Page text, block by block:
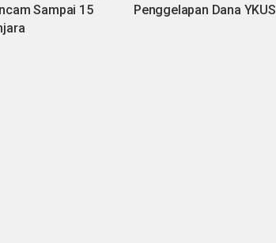
Sampai 15
Penggelapan Dana YKUS